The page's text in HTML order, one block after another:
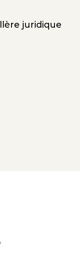
juridique